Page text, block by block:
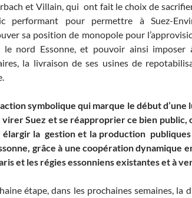
et Villain, qui ont fait le choix de
performant pour permettre à Suez-
sa position de monopole pour
le nord Essonne, et pouvoir ainsi imposer
la livraison de ses usines de
symbolique qui marque le début
virer Suez et se réapproprier ce bien public,
élargir la gestion et la production publiques
grâce à une coopération dynamique
et les régies essonniens existantes et à
étape, dans les prochaines semaines, la